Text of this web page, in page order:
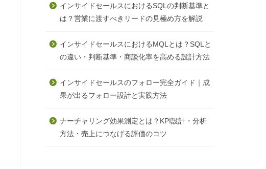
インサイドセールスにおけるSQLの判断基準と
は？営業に渡すべきリードの見極め方を解説
インサイドセールスにおけるMQLとは？SQLと
の違い・判断基準・商談化率を高める設計方法
インサイドセールスのフォロー完全ガイド｜成
果が出るフォロー設計と実践方法
ナーチャリング効果測定とは？KPI設計・分析
方法・売上につなげる評価のコツ